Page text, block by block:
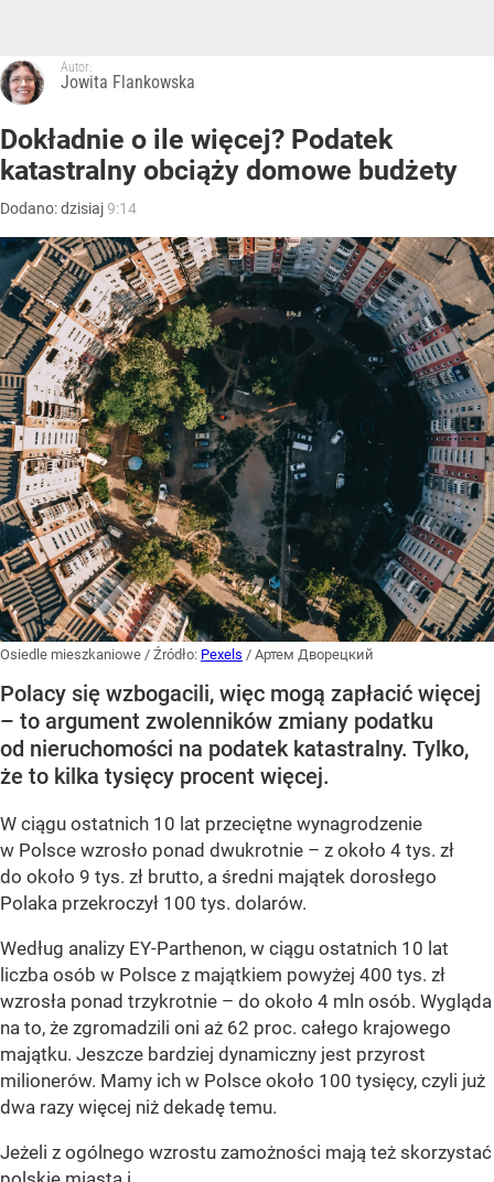
Autor:
Jowita Flankowska
Dokładnie o ile więcej? Podatek
katastralny obciąży domowe budżety
Dodano:dzisiaj9:14
Osiedle mieszkaniowe / Źródło: Pexels / Артем Дворецкий
Polacy się wzbogacili, więc mogą zapłacić więcej
– to argument zwolenników zmiany podatku
od nieruchomości na podatek katastralny. Tylko,
że to kilka tysięcy procent więcej.
W ciągu ostatnich 10 lat przeciętne wynagrodzenie
w Polsce wzrosło ponad dwukrotnie – z około 4 tys. zł
do około 9 tys. zł brutto, a średni majątek dorosłego
Polaka przekroczył 100 tys. dolarów.
Według analizy EY-Parthenon, w ciągu ostatnich 10 lat
liczba osób w Polsce z majątkiem powyżej 400 tys. zł
wzrosła ponad trzykrotnie – do około 4 mln osób. Wygląda
na to, że zgromadzili oni aż 62 proc. całego krajowego
majątku. Jeszcze bardziej dynamiczny jest przyrost
milionerów. Mamy ich w Polsce około 100 tysięcy, czyli już
dwa razy więcej niż dekadę temu.
Jeżeli z ogólnego wzrostu zamożności mają też skorzystać